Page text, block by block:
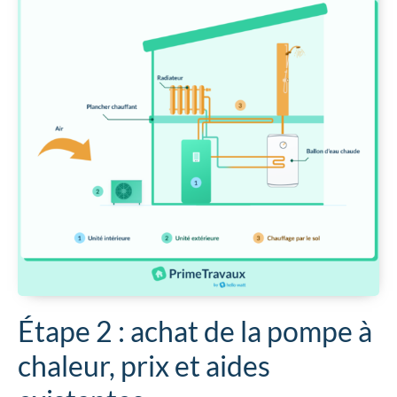
Étape 2 : achat de la pompe à
chaleur, prix et aides